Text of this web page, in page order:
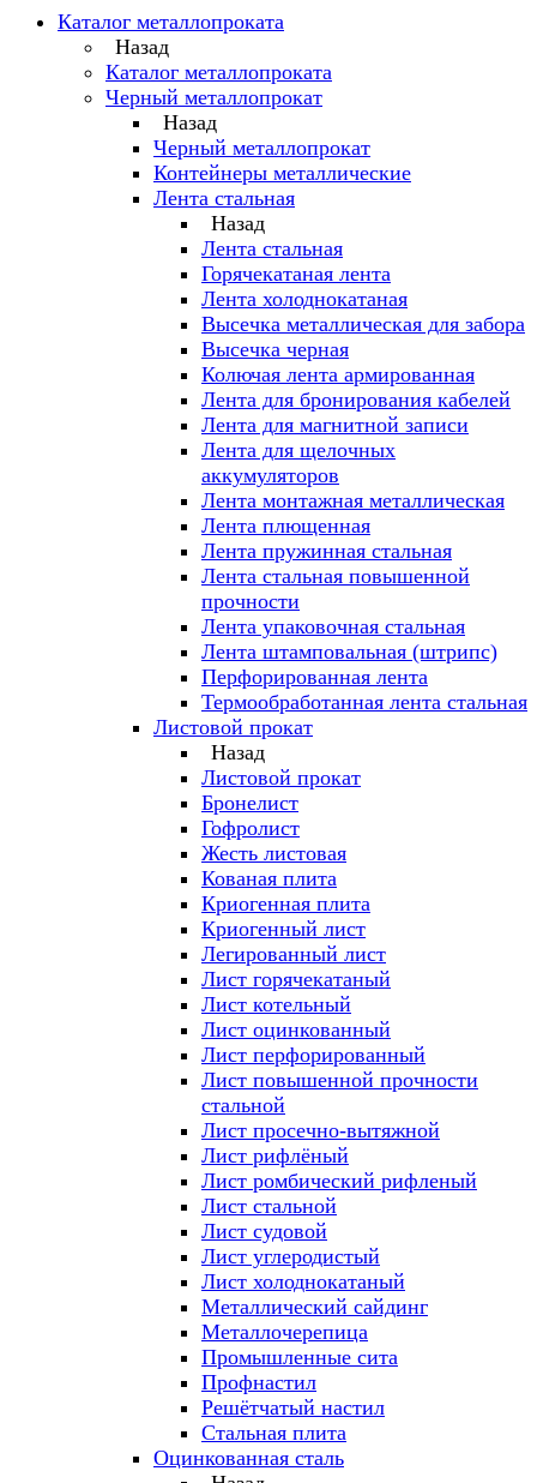
Каталог металлопроката
Назад
Каталог металлопроката
Черный металлопрокат
Назад
Черный металлопрокат
Контейнеры металлические
Лента стальная
Назад
Лента стальная
Горячекатаная лента
Лента холоднокатаная
Высечка металлическая для забора
Высечка черная
Колючая лента армированная
Лента для бронирования кабелей
Лента для магнитной записи
Лента для щелочных
аккумуляторов
Лента монтажная металлическая
Лента плющенная
Лента пружинная стальная
Лента стальная повышенной
прочности
Лента упаковочная стальная
Лента штамповальная (штрипс)
Перфорированная лента
Термообработанная лента стальная
Листовой прокат
Назад
Листовой прокат
Бронелист
Гофролист
Жесть листовая
Кованая плита
Криогенная плита
Криогенный лист
Легированный лист
Лист горячекатаный
Лист котельный
Лист оцинкованный
Лист перфорированный
Лист повышенной прочности
стальной
Лист просечно-вытяжной
Лист рифлёный
Лист ромбический рифленый
Лист стальной
Лист судовой
Лист углеродистый
Лист холоднокатаный
Металлический сайдинг
Металлочерепица
Промышленные сита
Профнастил
Решётчатый настил
Стальная плита
Оцинкованная сталь